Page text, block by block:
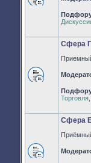
сообщений
сообщений
Сфера
Торговля
Сфера